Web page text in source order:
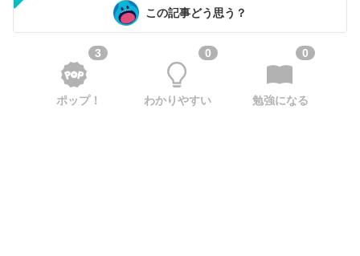
この記事どう思う？
3
ポップ！
0
わかりやすい
0
勉強になる